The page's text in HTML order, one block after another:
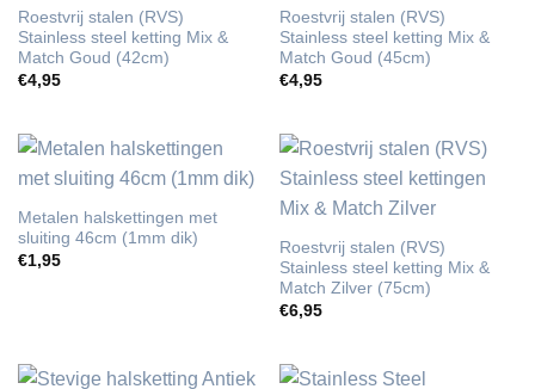
Roestvrij stalen (RVS)
Stainless steel ketting Mix &
Match Goud (42cm)
€4,95
Roestvrij stalen (RVS)
Stainless steel ketting Mix &
Match Goud (45cm)
€4,95
Metalen halskettingen met
sluiting 46cm (1mm dik)
€1,95
Roestvrij stalen (RVS)
Stainless steel ketting Mix &
Match Zilver (75cm)
€6,95